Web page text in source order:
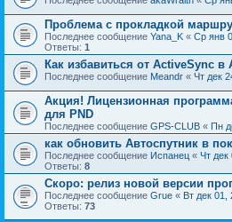
Проблема с прокладкой
Последнее сообщение Yana_K « Ср янв
Ответы: 1
Как избавиться от ActiveSync в
Последнее сообщение Meandr « Чт дек
Акция! Лицензионная
для PND
Последнее сообщение GPS-CLUB « Пн
как обновить Автоспутник в
Последнее сообщение Испанец « Чт дек
Ответы: 8
Скоро: релиз новой версии
Последнее сообщение Grue « Вт дек 01,
Ответы: 73